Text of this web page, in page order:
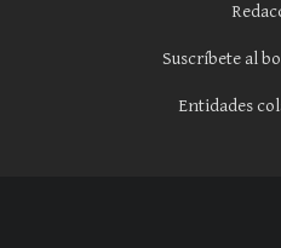
Suscríbete al
Entidades